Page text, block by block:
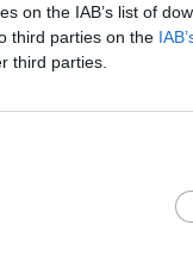
on the IAB’s list of
third parties on the
third parties.